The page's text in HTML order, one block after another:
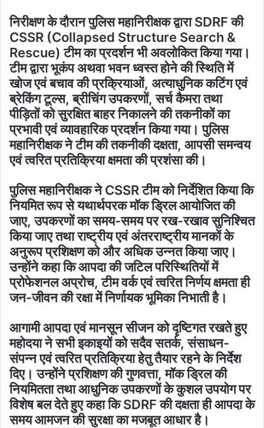
निरीक्षण के दौरान पुलिस महानिरीक्षक द्वारा SDRF की
CSSR (Collapsed Structure Search &
Rescue) टीम का प्रदर्शन भी अवलोकित किया गया।
टीम द्वारा भूकंप अथवा भवन ध्वस्त होने की स्थिति में
खोज एवं बचाव की प्रक्रियाओं, अत्याधुनिक कटिंग एवं
ब्रेकिंग टूल्स, ब्रीचिंग उपकरणों, सर्च कैमरा तथा
पीड़ितों को सुरक्षित बाहर निकालने की तकनीकों का
प्रभावी एवं व्यावहारिक प्रदर्शन किया गया। पुलिस
महानिरीक्षक ने टीम की तकनीकी दक्षता, आपसी समन्वय
एवं त्वरित प्रतिक्रिया क्षमता की प्रशंसा की।
पुलिस महानिरीक्षक ने CSSR टीम को निर्देशित किया कि
नियमित रूप से यथार्थपरक मॉक ड्रिल आयोजित की
जाए, उपकरणों का समय-समय पर रख-रखाव सुनिश्चित
किया जाए तथा राष्ट्रीय एवं अंतरराष्ट्रीय मानकों के
अनुरूप प्रशिक्षण को और अधिक उन्नत किया जाए।
उन्होंने कहा कि आपदा की जटिल परिस्थितियों में
प्रोफेशनल अप्रोच, टीम वर्क एवं त्वरित निर्णय क्षमता ही
जन-जीवन की रक्षा में निर्णायक भूमिका निभाती है।
आगामी आपदा एवं मानसून सीजन को दृष्टिगत रखते हुए
महोदया ने सभी इकाइयों को सदैव सतर्क, संसाधन-
संपन्न एवं त्वरित प्रतिक्रिया हेतु तैयार रहने के निर्देश
दिए। उन्होंने प्रशिक्षण की गुणवत्ता, मॉक ड्रिल की
नियमितता तथा आधुनिक उपकरणों के कुशल उपयोग पर
विशेष बल देते हुए कहा कि SDRF की दक्षता ही आपदा के
समय आमजन की सुरक्षा का मजबूत आधार है।